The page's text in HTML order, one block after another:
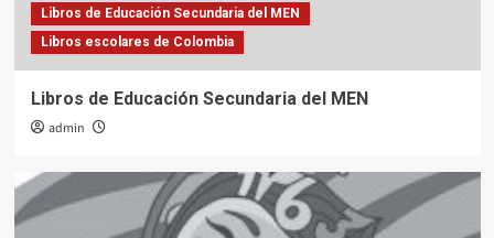
Libros de Educación Secundaria del MEN
Libros escolares de Colombia
Libros de Educación Secundaria del MEN
admin